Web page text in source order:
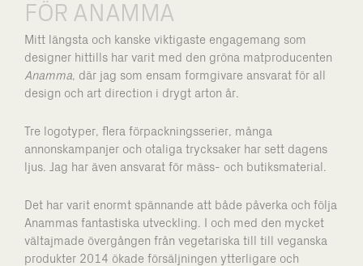
FÖR ANAMMA
Mitt längsta och kanske viktigaste engagemang som
designer hittills har varit med den gröna matproducenten
Anamma, där jag som ensam formgivare ansvarat för all
design och art direction i drygt arton år.
Tre logotyper, flera förpackningsserier, många
annonskampanjer och otaliga trycksaker har sett dagens
ljus. Jag har även ansvarat för mäss- och butiksmaterial.
Det har varit enormt spännande att både påverka och följa
Anammas fantastiska utveckling. I och med den mycket
vältajmade övergången från vegetariska till till veganska
produkter 2014 ökade försäljningen ytterligare och